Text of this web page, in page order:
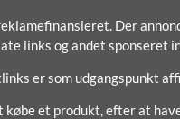
Der
links og andet sponseret
er som udgangspunkt
købe et produkt, efter at